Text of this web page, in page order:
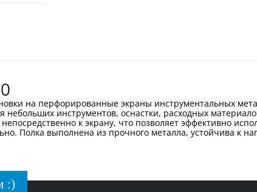
на перфорированные экраны инструментальных
инструментов, оснастки, расходных
к экрану, что позволяет эффективно
Полка выполнена из прочного металла, устойчива к
:)